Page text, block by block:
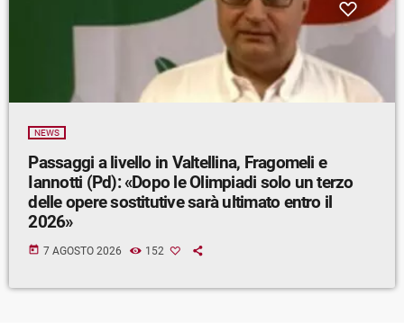
NEWS
Passaggi a livello in Valtellina, Fragomeli e
Iannotti (Pd): «Dopo le Olimpiadi solo un terzo
delle opere sostitutive sarà ultimato entro il
2026»
today 7 AGOSTO 2026 152